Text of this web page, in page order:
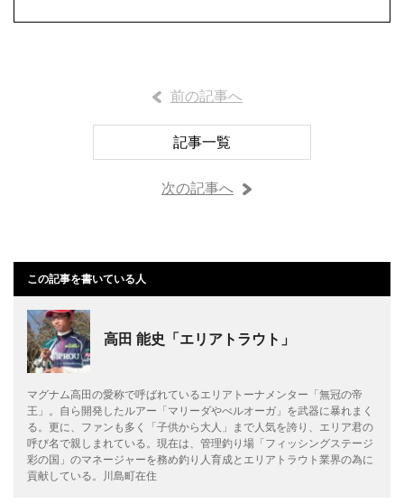
前の記事へ
記事一覧
次の記事へ
この記事を書いている人
高田 能史「エリアトラウト」
マグナム高田の愛称で呼ばれているエリアトーナメンター「無冠の帝
王」。自ら開発したルアー「マリーダやべルオーガ」を武器に暴れまく
る。更に、ファンも多く「子供から大人」まで人気を誇り、エリア君の
呼び名で親しまれている。現在は、管理釣り場「フィッシングステージ
彩の国」のマネージャーを務め釣り人育成とエリアトラウト業界の為に
貢献している。川島町在住